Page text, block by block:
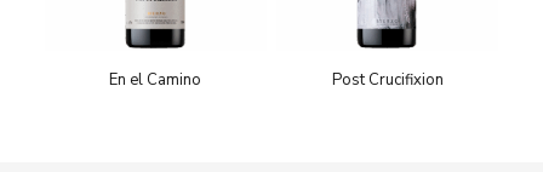
En el Camino Post Crucifixion